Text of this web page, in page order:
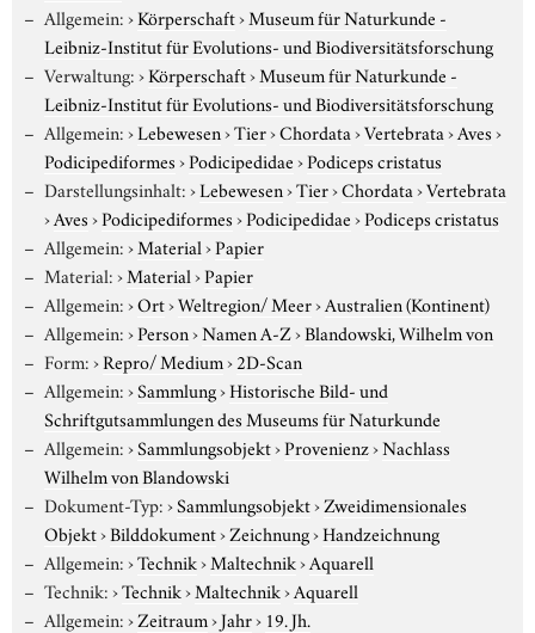
Allgemein:›Körperschaft›Museum für Naturkunde -
Leibniz-Institut für Evolutions- und Biodiversitätsforschung
Verwaltung:›Körperschaft›Museum für Naturkunde -
Leibniz-Institut für Evolutions- und Biodiversitätsforschung
Allgemein:›Lebewesen›Tier›Chordata›Vertebrata›Aves›
Podicipediformes›Podicipedidae›Podiceps cristatus
Darstellungsinhalt:›Lebewesen›Tier›Chordata›Vertebrata
›Aves›Podicipediformes›Podicipedidae›Podiceps cristatus
Allgemein:›Material›Papier
Material:›Material›Papier
Allgemein:›Ort›Weltregion/ Meer›Australien (Kontinent)
Allgemein:›Person›Namen A-Z›Blandowski, Wilhelm von
Form:›Repro/ Medium›2D-Scan
Allgemein:›Sammlung›Historische Bild- und
Schriftgutsammlungen des Museums für Naturkunde
Allgemein:›Sammlungsobjekt›Provenienz›Nachlass
Wilhelm von Blandowski
Dokument-Typ:›Sammlungsobjekt›Zweidimensionales
Objekt›Bilddokument›Zeichnung›Handzeichnung
Allgemein:›Technik›Maltechnik›Aquarell
Technik:›Technik›Maltechnik›Aquarell
Allgemein:›Zeitraum›Jahr› 19. Jh.